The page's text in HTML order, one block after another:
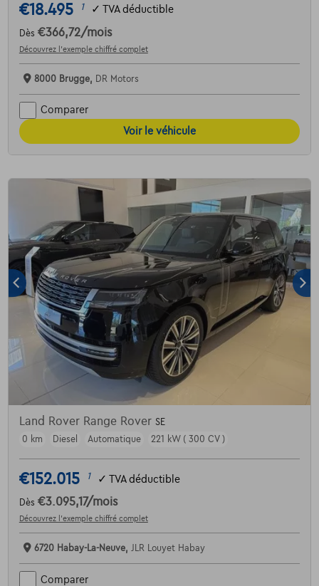
€18.495 1 ✓ TVA déductible
Dès €366,72/mois
Découvrez l’exemple chiffré complet
8000 Brugge, DR Motors
Comparer
Voir le véhicule
Land Rover Range Rover SE
0 km
Diesel Automatique 221 kW ( 300 CV )
€152.015 1 ✓ TVA déductible
Dès €3.095,17/mois
Découvrez l’exemple chiffré complet
6720 Habay-La-Neuve, JLR Louyet Habay
Comparer